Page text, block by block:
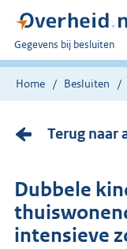
U
bent
nu
Gegevens bij besluiten
Home Besluiten
Terug naar
Dubbele
intensieve